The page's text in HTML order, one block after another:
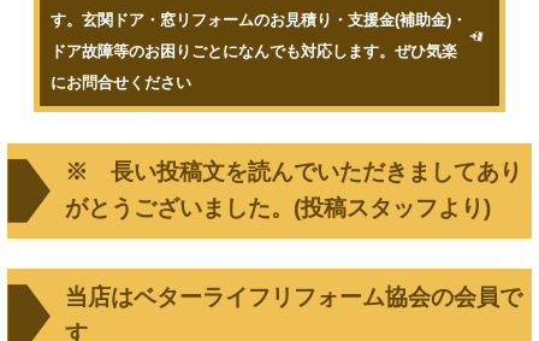
す。玄関ドア・窓リフォームのお見積り・支援金(補助金)・
ドア故障等のお困りごとになんでも対応します。ぜひ気楽
にお問合せください
※ 長い投稿文を読んでいただきましてあり
がとうございました。(投稿スタッフより)
当店はベターライフリフォーム協会の会員で
す